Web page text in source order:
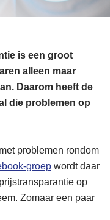
is een groot
alleen maar
Daarom heeft de
die problemen op
problemen rondom
groep wordt daar
op
Zomaar een paar